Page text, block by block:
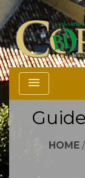
menu
HOME/